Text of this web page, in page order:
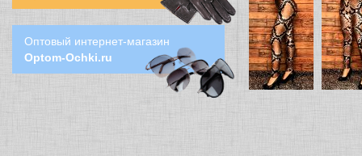
Оптовый интернет-магазин
Optom-Ochki.ru